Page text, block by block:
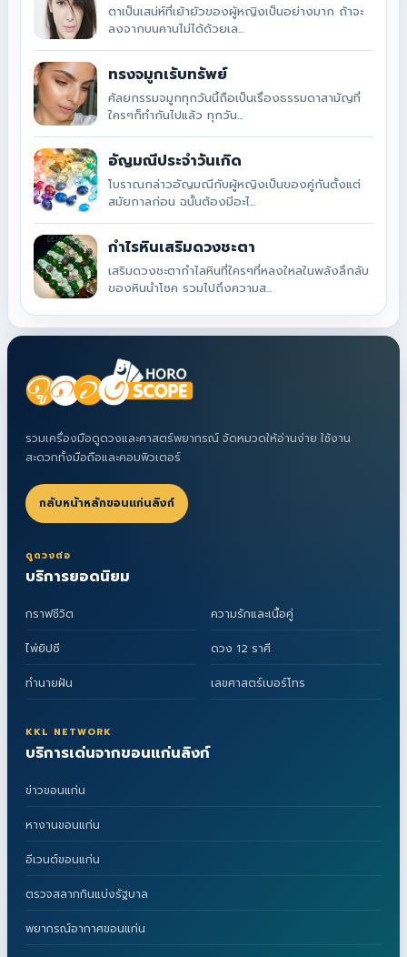
ตาเป็นเสน่ห์ที่เย้ายัวของผู้หญิงเป็นอย่างมาก ถ้าจะ
ลงจากบนคานไม่ได้ด้วยเล...
ทรงจมูกเรับทรัพย์
ศัลยกรรมจมูกทุกวันนี้ถือเป็นเรื่องธรรมดาสามัญที่
ใครๆก็ทำกันไปแล้ว ทุกวัน...
อัญมณีประจำวันเกิด
โบราณกล่าวอัญมณีกับผู้หญิงเป็นของคู่กันตั้งแต่
สมัยกาลก่อน ฉนั้นต้องมีอะไ...
กำไรหินเสริมดวงชะตา
เสริมดวงชะตากำไลหินที่ใครๆที่หลงใหลในพลังลึกลับ
ของหินนำโชค รวมไปถึงความส...
รวมเครื่องมือดูดวงและศาสตร์พยากรณ์ จัดหมวดให้อ่านง่าย ใช้งาน
สะดวกทั้งมือถือและคอมพิวเตอร์
กลับหน้าหลักขอนแก่นลิงก์
ดูดวงต่อ
บริการยอดนิยม
กราฟชีวิต ความรักและเนื้อคู่
ไพ่ยิปซี ดวง 12 ราศี
ทำนายฝัน เลขศาสตร์เบอร์โทร
KKL NETWORK
บริการเด่นจากขอนแก่นลิงก์
ข่าวขอนแก่น
หางานขอนแก่น
อีเวนต์ขอนแก่น
ตรวจสลากกินแบ่งรัฐบาล
พยากรณ์อากาศขอนแก่น